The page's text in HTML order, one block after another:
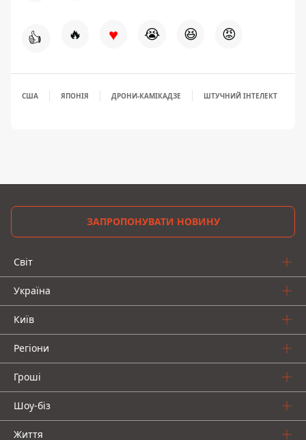
👍 🔥 ♥ 😭 😆 😡
США ЯПОНІЯ ДРОНИ-КАМІКАДЗЕ ШТУЧНИЙ ІНТЕЛЕКТ
ЗАПРОПОНУВАТИ НОВИНУ
Світ
Україна
Київ
Регіони
Гроші
Шоу-біз
Життя